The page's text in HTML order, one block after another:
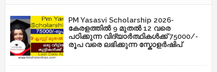
PM Yasasvi Scholarship 2026-
കേരളത്തിൽ 9 മുതൽ 12 വരെ
പഠിക്കുന്ന വിദ്യാർത്ഥികൾക്ക് 75000/-
രൂപ വരെ ലഭിക്കുന്ന സ്കോളർഷിപ്